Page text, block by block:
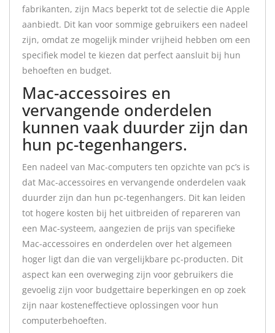
fabrikanten, zijn Macs beperkt tot de selectie die Apple
aanbiedt. Dit kan voor sommige gebruikers een nadeel
zijn, omdat ze mogelijk minder vrijheid hebben om een
specifiek model te kiezen dat perfect aansluit bij hun
behoeften en budget.
Mac-accessoires en
vervangende onderdelen
kunnen vaak duurder zijn dan
hun pc-tegenhangers.
Een nadeel van Mac-computers ten opzichte van pc’s is
dat Mac-accessoires en vervangende onderdelen vaak
duurder zijn dan hun pc-tegenhangers. Dit kan leiden
tot hogere kosten bij het uitbreiden of repareren van
een Mac-systeem, aangezien de prijs van specifieke
Mac-accessoires en onderdelen over het algemeen
hoger ligt dan die van vergelijkbare pc-producten. Dit
aspect kan een overweging zijn voor gebruikers die
gevoelig zijn voor budgettaire beperkingen en op zoek
zijn naar kosteneffectieve oplossingen voor hun
computerbehoeften.